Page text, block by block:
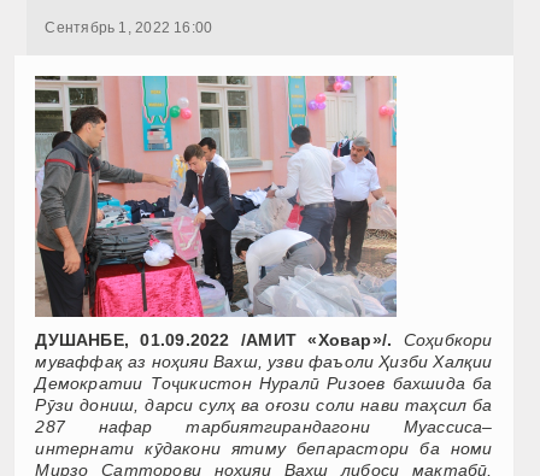
Сентябрь 1, 2022 16:00
ДУШАНБЕ, 01.09.2022 /АМИТ «Ховар»/.
Соҳибкори
муваффақ аз ноҳияи Вахш, узви фаъоли Ҳизби Халқии
Демократии Тоҷикистон Нуралӣ Ризоев бахшида ба
Рӯзи дониш, дарси сулҳ ва оғози соли нави таҳсил ба
287 нафар тарбиятгирандагони Муассиса–
интернати кӯдакони ятиму бепарастори ба номи
Мирзо Сатторови ноҳияи Вахш либоси мактабӣ,